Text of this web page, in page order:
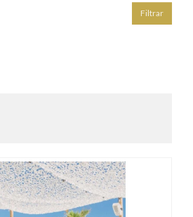
Filtrar